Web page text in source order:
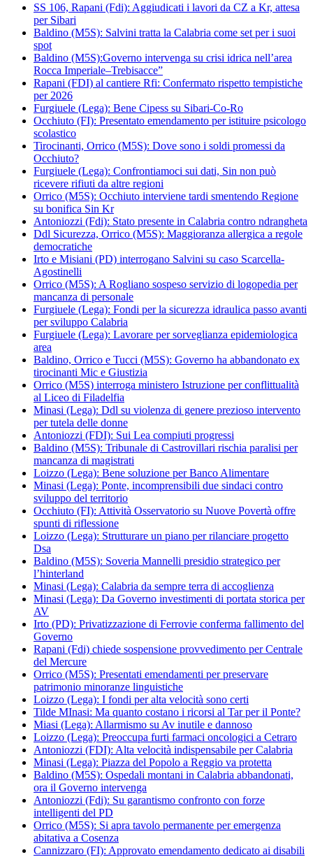
SS 106, Rapani (Fdi): Aggiudicati i lavori da CZ a Kr, attesa
per Sibari
Baldino (M5S): Salvini tratta la Calabria come set per i suoi
spot
Baldino (M5S):Governo intervenga su crisi idrica nell’area
Rocca Imperiale–Trebisacce”
Rapani (FDI) al cantiere Rfi: Confermato rispetto tempistiche
per 2026
Furgiuele (Lega): Bene Cipess su Sibari-Co-Ro
Occhiuto (FI): Presentato emendamento per istituire psicologo
scolastico
Tirocinanti, Orrico (M5S): Dove sono i soldi promessi da
Occhiuto?
Furgiuele (Lega): Confrontiamoci sui dati, Sin non può
ricevere rifiuti da altre regioni
Orrico (M5S): Occhiuto interviene tardi smentendo Regione
su bonifica Sin Kr
Antoniozzi (Fdi): Stato presente in Calabria contro ndrangheta
Ddl Sicurezza, Orrico (M5S): Maggioranza allergica a regole
democratiche
Irto e Misiani (PD) interrogano Salvini su caso Scarcella-
Agostinelli
Orrico (M5S): A Rogliano sospeso servizio di logopedia per
mancanza di personale
Furgiuele (Lega): Fondi per la sicurezza idraulica passo avanti
per sviluppo Calabria
Furgiuele (Lega): Lavorare per sorveglianza epidemiologica
area
Baldino, Orrico e Tucci (M5S): Governo ha abbandonato ex
tirocinanti Mic e Giustizia
Orrico (M5S) interroga ministero Istruzione per conflittualità
al Liceo di Filadelfia
Minasi (Lega): Ddl su violenza di genere prezioso intervento
per tutela delle donne
Antoniozzi (FDI): Sui Lea compiuti progressi
Baldino (M5S): Tribunale di Castrovillari rischia paralisi per
mancanza di magistrati
Loizzo (Lega): Bene soluzione per Banco Alimentare
Minasi (Lega): Ponte, incomprensibili due sindaci contro
sviluppo del territorio
Occhiuto (FI): Attività Osservatorio su Nuove Povertà offre
spunti di riflessione
Loizzo (Lega): Strutturare un piano per rilanciare progetto
Dsa
Baldino (M5S): Soveria Mannelli presidio strategico per
l’hinterland
Minasi (Lega): Calabria da sempre terra di accoglienza
Minasi (Lega): Da Governo investimenti di portata storica per
AV
Irto (PD): Privatizzazione di Ferrovie conferma fallimento del
Governo
Rapani (Fdi) chiede sospensione provvedimento per Centrale
del Mercure
Orrico (M5S): Presentati emendamenti per preservare
patrimonio minoranze linguistiche
Loizzo (Lega): I fondi per alta velocità sono certi
Tilde MInasi: Ma quanto costano i ricorsi al Tar per il Ponte?
Miasi (Lega): Allarmismo su Av inutile e dannoso
Loizzo (Lega): Preoccupa furti farmaci oncologici a Cetraro
Antoniozzi (FDI): Alta velocità indispensabile per Calabria
Minasi (Lega): Piazza del Popolo a Reggio va protetta
Baldino (M5S): Ospedali montani in Calabria abbandonati,
ora il Governo intervenga
Antoniozzi (Fdi): Su garantismo confronto con forze
intelligenti del PD
Orrico (M5S): Si apra tavolo permanente per emergenza
abitativa a Cosenza
Cannizzaro (FI): Approvato emendamento dedicato ai disabili